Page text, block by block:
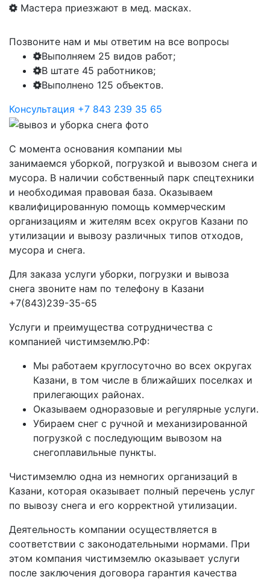
Мастера приезжают в мед. масках.
Позвоните нам и мы ответим на все вопросы
Выполняем 25 видов работ;
В штате 45 работников;
Выполнено 125 объектов.
Консультация +7 843 239 35 65
С момента основания компании мы
занимаемся уборкой, погрузкой и вывозом снега и
мусора. В наличии собственный парк спецтехники
и необходимая правовая база. Оказываем
квалифицированную помощь коммерческим
организациям и жителям всех округов Казани по
утилизации и вывозу различных типов отходов,
мусора и снега.
Для заказа услуги уборки, погрузки и вывоза
снега звоните нам по телефону в Казани
+7(843)239-35-65
Услуги и преимущества сотрудничества с
компанией чистимземлю.РФ:
Мы работаем круглосуточно во всех округах
Казани, в том числе в ближайших поселках и
прилегающих районах.
Оказываем одноразовые и регулярные услуги.
Убираем снег с ручной и механизированной
погрузкой с последующим вывозом на
снегоплавильные пункты.
Чистимземлю одна из немногих организаций в
Казани, которая оказывает полный перечень услуг
по вывозу снега и его корректной утилизации.
Деятельность компании осуществляется в
соответствии с законодательными нормами. При
этом компания чистимземлю оказывает услуги
после заключения договора гарантия качества